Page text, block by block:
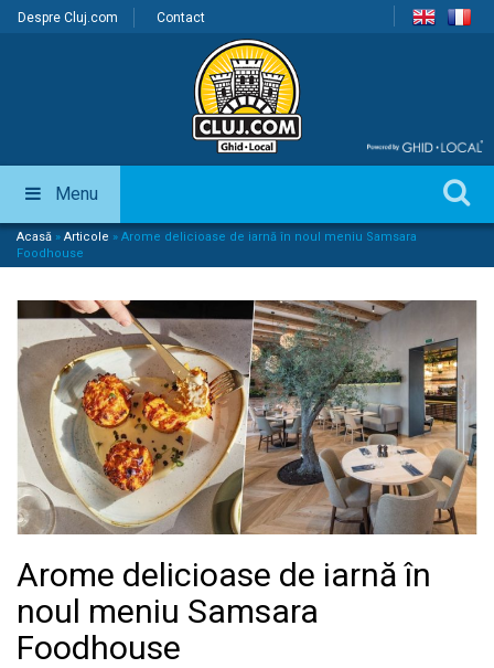
Despre Cluj.com Contact
Menu
Acasă » Articole » Arome delicioase de iarnă în noul meniu Samsara
Foodhouse
Arome delicioase de iarnă în
noul meniu Samsara
Foodhouse